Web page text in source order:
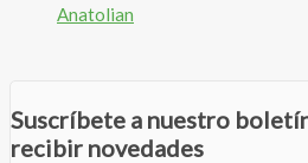
Anatolian
Suscríbete a nuestro
recibir novedades